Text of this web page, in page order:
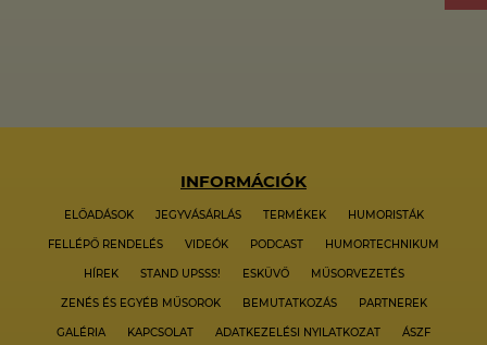
INFORMÁCIÓK
ELŐADÁSOK JEGYVÁSÁRLÁS TERMÉKEK HUMORISTÁK
FELLÉPŐ RENDELÉS VIDEÓK PODCAST HUMORTECHNIKUM
HÍREK STAND UPSSS! ESKÜVŐ MŰSORVEZETÉS
ZENÉS ÉS EGYÉB MŰSOROK BEMUTATKOZÁS PARTNEREK
GALÉRIA KAPCSOLAT ADATKEZELÉSI NYILATKOZAT ÁSZF